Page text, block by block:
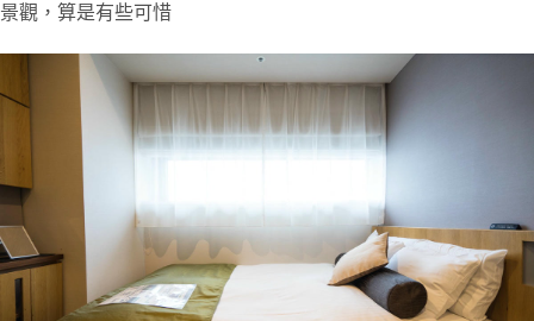
景觀，算是有些可惜